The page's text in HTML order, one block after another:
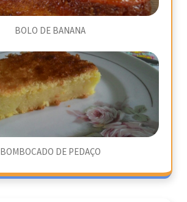
BOLO DE BANANA
BOMBOCADO DE PEDAÇO